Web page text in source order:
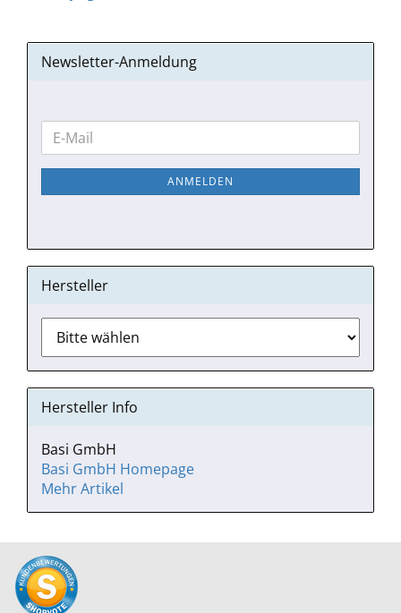
Newsletter-Anmeldung
WEITER
ZUR
NEWSLETTER-
E-
Mail
ANMELDEN
Hersteller
Hersteller Info
Basi GmbH
Basi GmbH Homepage
Mehr Artikel